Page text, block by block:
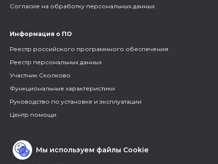
Согласие на обработку персональных данных
Информация о ПО
Реестр российского программного обеспечения
Реестр персональных данных
Участник Сколково
Функциональные характеристики
Руководство по установке и эксплуатации
Центр помощи
Мы используем файлы Cookie